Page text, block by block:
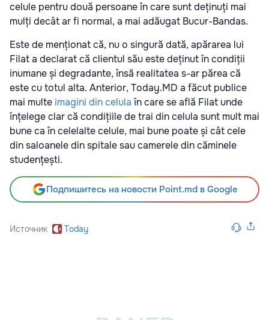
celule pentru două persoane în care sunt deținuți mai
mulți decât ar fi normal, a mai adăugat Bucur-Bandas.
Este de menționat că, nu o singură dată, apărarea lui
Filat a declarat că clientul său este deținut în condiții
inumane și degradante, însă realitatea s-ar părea că
este cu totul alta. Anterior, Today.MD a făcut publice
mai multe imagini din celulaîn care se află Filat unde
înțelege clar că condițiile de trai din celula sunt mult mai
bune ca în celelalte celule, mai bune poate și cât cele
din saloanele din spitale sau camerele din căminele
studențești.
Подпишитесь на новости Point.md в Google
Источник Today